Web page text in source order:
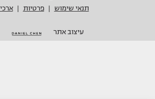
תנאי שימוש
פרטיות
עיצוב אתר